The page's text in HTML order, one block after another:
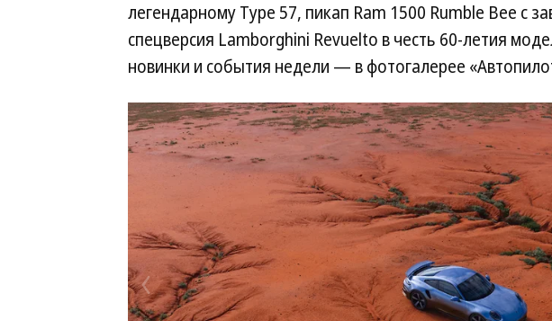
легендарному Type 57, пикап Ram 1500 Rumble Bee с
спецверсия Lamborghini Revuelto в честь 60-летия
новинки и события недели — в фотогалерее